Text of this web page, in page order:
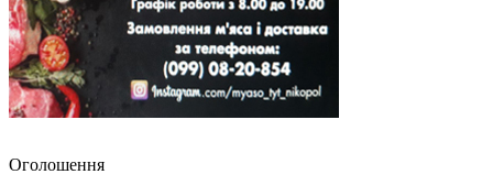
Оголошення